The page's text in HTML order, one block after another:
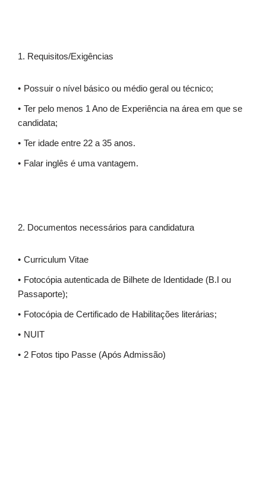
1. Requisitos/Exigências
Possuir o nível básico ou médio geral ou técnico;
Ter pelo menos 1 Ano de Experiência na área em que se
candidata;
Ter idade entre 22 a 35 anos.
Falar inglês é uma vantagem.
2. Documentos necessários para candidatura
Curriculum Vitae
Fotocópia autenticada de Bilhete de Identidade (B.I ou
Passaporte);
Fotocópia de Certificado de Habilitações literárias;
NUIT
2 Fotos tipo Passe (Após Admissão)